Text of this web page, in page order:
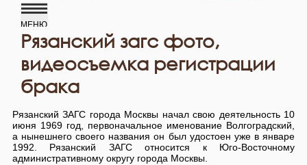
Рязанский загс фото,
видеосъемка регистрации
брака
Рязанский ЗАГС города Москвы начал свою деятельность 10
июня 1969 год, первоначальное именование Волгоградский,
а нынешнего своего названия он был удостоен уже в январе
1992. Рязанский ЗАГС относится к Юго-Восточному
административному округу города Москвы.